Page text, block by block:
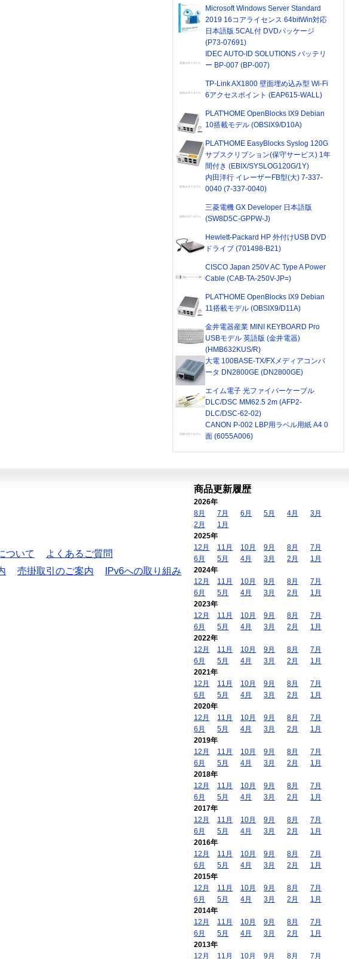
Microsoft Windows Server Standard
2019 16コアライセンス 64bitWin対応
日本語版 5CAL付 DVDパッケージ
(P73-07691)
IDEC AUTO-ID SOLUTIONS バッテリ
ー BP-007 (BP-007)
TP-Link AX1800 壁面埋め込み型 Wi-Fi
6アクセスポイント (EAP615-WALL)
PLAT'HOME OpenBlocks IX9 Debian
10搭載モデル (OBSIX9/D10A)
PLAT'HOME EasyBlocks Syslog 120G
サブスクリプション(保守サービス) 1年
間付き (EBIX/SYSLOG120G/1Y)
内田洋行 イレーザーFB型(大) 7-337-
0040 (7-337-0040)
三菱電機 GX Developer 日本語版
(SW8D5C-GPPW-J)
Hewlett-Packard HP 外付けUSB DVD
ドライブ (701498-B21)
CISCO Japan 250V AC Type A Power
Cable (CAB-TA-250V-JP=)
PLAT'HOME OpenBlocks IX9 Debian
11搭載モデル (OBSIX9/D11A)
金井電器産業 MINI KEYBOARD Pro
USBモデル 英語版 (金井電器)
(HMB632KUS/R)
大電 100BASE-TX/FXメディアコンバ
ータ DN2800GE (DN2800GE)
エイム電子 光ファイバーケーブル
DLC/DSC MM62.5 2m (AFP2-
DLC/DSC-62-02)
CANON P-002 LBP用ラベル用紙 A4 0
面 (6055A006)
ついて
よくあるご質問
売掛取引のご案内
IPv6への取り組み
商品更新履歴
2026年
8月
7月 6月 5月 4月
3月
2月
1月
2025年
12月
11月 10月 9月 8月
7月
6月
5月 4月 3月 2月
1月
2024年
12月
11月 10月 9月 8月
7月
6月
5月 4月 3月 2月
1月
2023年
12月
11月 10月 9月 8月
7月
6月
5月 4月 3月 2月
1月
2022年
12月
11月 10月 9月 8月
7月
6月
5月 4月 3月 2月
1月
2021年
12月
11月 10月 9月 8月
7月
6月
5月 4月 3月 2月
1月
2020年
12月
11月 10月 9月 8月
7月
6月
5月 4月 3月 2月
1月
2019年
12月
11月 10月 9月 8月
7月
6月
5月 4月 3月 2月
1月
2018年
12月
11月 10月 9月 8月
7月
6月
5月 4月 3月 2月
1月
2017年
12月
11月 10月 9月 8月
7月
6月
5月 4月 3月 2月
1月
2016年
12月
11月 10月 9月 8月
7月
6月
5月 4月 3月 2月
1月
2015年
12月
11月 10月 9月 8月
7月
6月
5月 4月 3月 2月
1月
2014年
12月
11月 10月 9月 8月
7月
6月
5月 4月 3月 2月
1月
2013年
12月
11月 10月 9月 8月 7月